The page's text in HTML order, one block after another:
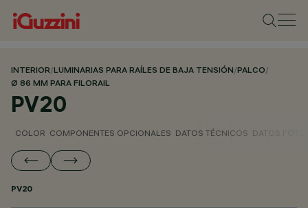
INTERIOR/LUMINARIAS PARA RAÍLES DE BAJA TENSIÓN/PALCO/
Ø 86 MM PARA FILORAIL
PV20
COLOR COMPONENTES OPCIONALES DATOS TÉCNICOS DATOS
PV20